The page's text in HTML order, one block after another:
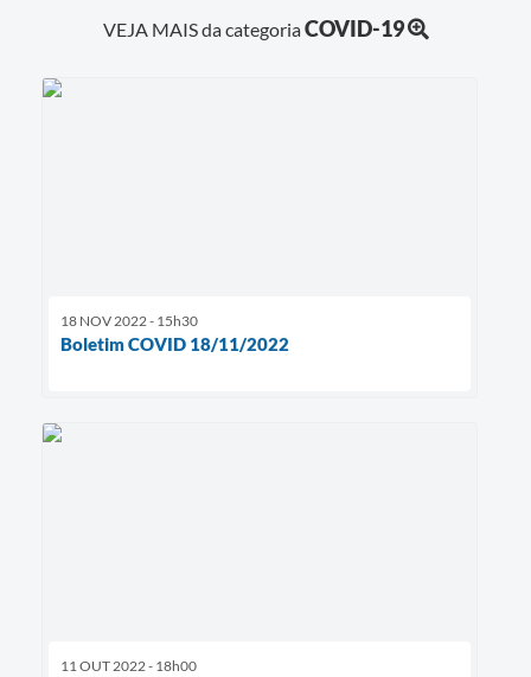
VEJA MAIS da categoriaCOVID-19
18 NOV 2022 - 15h30
Boletim COVID 18/11/2022
11 OUT 2022 - 18h00